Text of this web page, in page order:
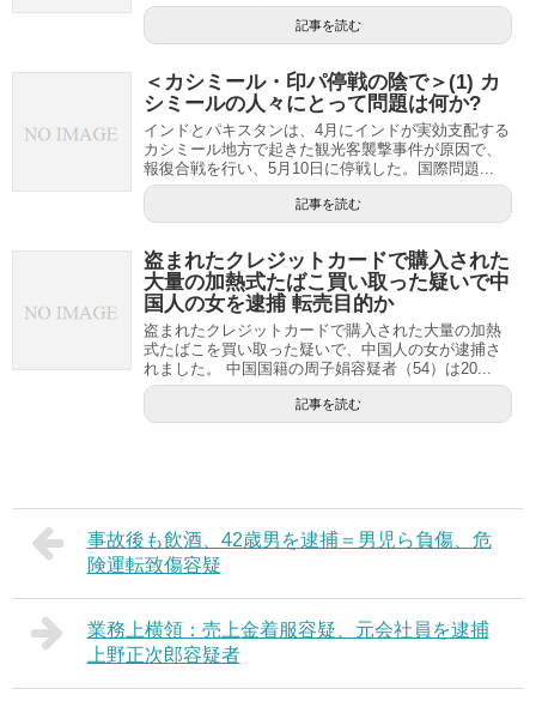
記事を読む
＜カシミール・印パ停戦の陰で＞(1) カ
シミールの人々にとって問題は何か?
インドとパキスタンは、4月にインドが実効支配する
カシミール地方で起きた観光客襲撃事件が原因で、
報復合戦を行い、5月10日に停戦した。国際問題...
記事を読む
盗まれたクレジットカードで購入された
大量の加熱式たばこ買い取った疑いで中
国人の女を逮捕 転売目的か
盗まれたクレジットカードで購入された大量の加熱
式たばこを買い取った疑いで、中国人の女が逮捕さ
れました。 中国国籍の周子娟容疑者（54）は20...
記事を読む
事故後も飲酒、42歳男を逮捕＝男児ら負傷、危
険運転致傷容疑
業務上横領：売上金着服容疑、元会社員を逮捕
上野正次郎容疑者